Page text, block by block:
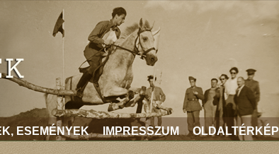
ESEMÉNYEK IMPRESSZUM OLDALTÉRKÉP